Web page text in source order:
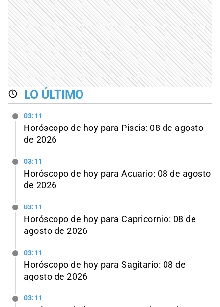
LO ÚLTIMO
03:11
Horóscopo de hoy para Piscis: 08 de agosto
de 2026
03:11
Horóscopo de hoy para Acuario: 08 de agosto
de 2026
03:11
Horóscopo de hoy para Capricornio: 08 de
agosto de 2026
03:11
Horóscopo de hoy para Sagitario: 08 de
agosto de 2026
03:11